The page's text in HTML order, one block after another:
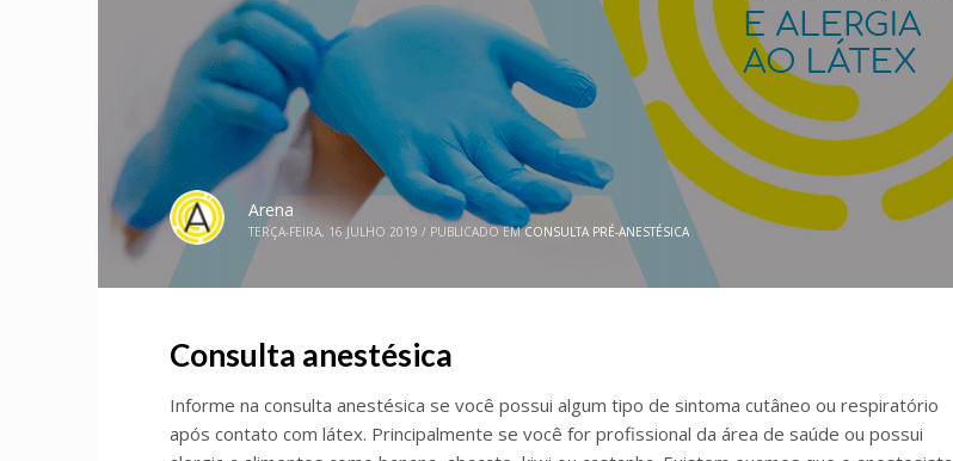
Arena
TERÇA-FEIRA, 16 JULHO 2019 / PUBLICADO EM CONSULTA PRÉ-ANESTÉSICA
Consulta anestésica
Informe na consulta anestésica se você possui algum tipo de sintoma cutâneo ou respiratório
após contato com látex. Principalmente se você for profissional da área de saúde ou possui